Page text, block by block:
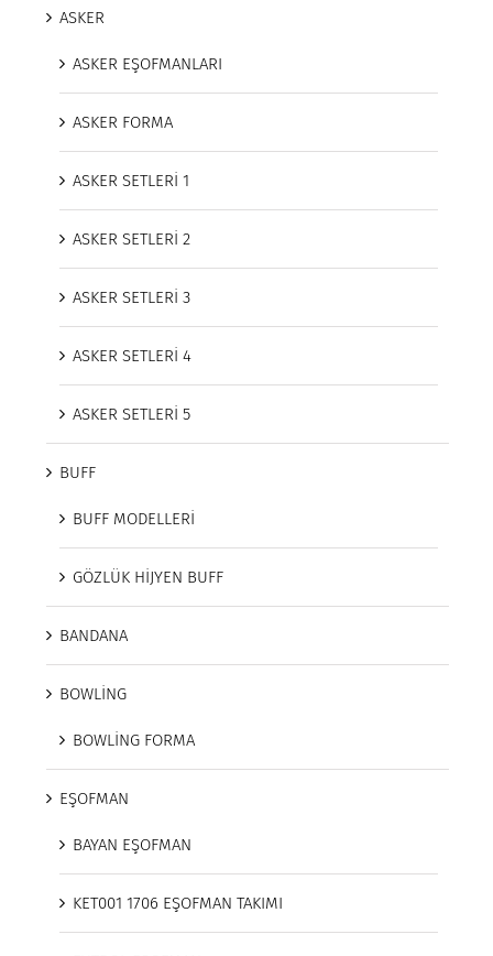
ASKER
ASKER EŞOFMANLARI
ASKER FORMA
ASKER SETLERİ 1
ASKER SETLERİ 2
ASKER SETLERİ 3
ASKER SETLERİ 4
ASKER SETLERİ 5
BUFF
BUFF MODELLERİ
GÖZLÜK HİJYEN BUFF
BANDANA
BOWLİNG
BOWLİNG FORMA
EŞOFMAN
BAYAN EŞOFMAN
KET001 1706 EŞOFMAN TAKIMI